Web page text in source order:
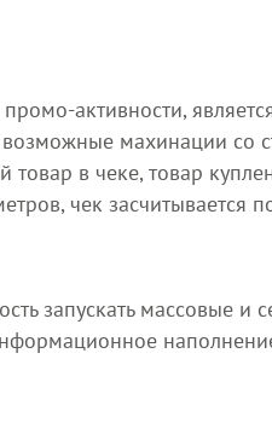
активности,
махинации со
в чеке, товар
чек засчитывается
запускать массовые и